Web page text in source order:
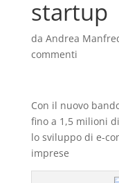
startup
da Andrea
commenti
Con il nuovo
fino a 1,5 milioni
lo sviluppo di e-
imprese